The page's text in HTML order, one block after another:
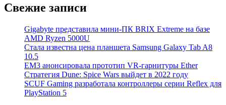
Свежие записи
Gigabyte представила мини-ПК BRIX Extreme на базе
AMD Ryzen 5000U
Стала известна цена планшета Samsung Galaxy Tab A8
10.5
EM3 анонсировала прототип VR-гарнитуры Ether
Стратегия Dune: Spice Wars выйдет в 2022 году
SCUF Gaming разработала контроллеры серии Reflex для
PlayStation 5